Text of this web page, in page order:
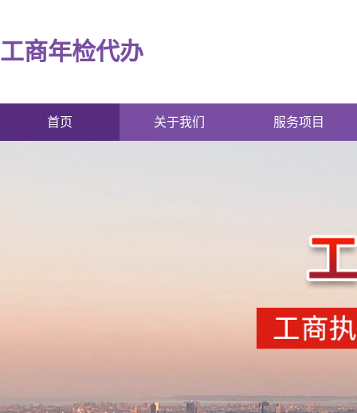
工商年检代办
首页 关于我们 服务项目